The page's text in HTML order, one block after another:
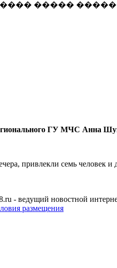
�����
ГУ МЧС Анна
привлекли семь человек
- ведущий новостной
размещения